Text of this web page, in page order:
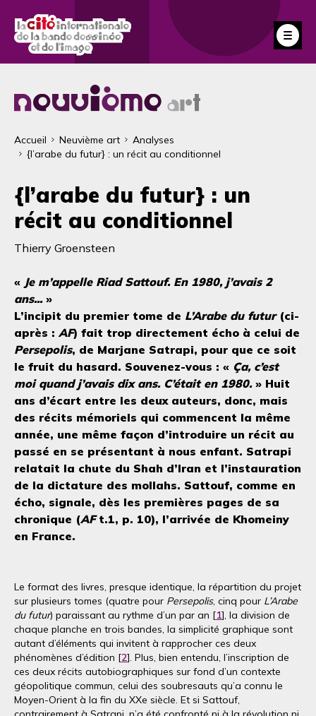
contenu
principal
Fil
d'Ariane
Accueil Neuvième art
Analyses
{l’arabe du futur} : un récit au conditionnel
{l’arabe du futur} : un
récit au conditionnel
Thierry Groensteen
« Je m’appelle Riad Sattouf. En 1980, j’avais 2
ans...»
L’incipit du premier tome de L’Arabe du futur(ci-
après : AF) fait trop directement écho à celui de
Persepolis, de Marjane Satrapi, pour que ce soit
le fruit du hasard. Souvenez-vous : « Ça, c’est
moi quand j’avais dix ans. C’était en 1980.» Huit
ans d’écart entre les deux auteurs, donc, mais
des récits mémoriels qui commencent la même
année, une même façon d’introduire un récit au
passé en se présentant à nous enfant. Satrapi
relatait la chute du Shah d’Iran et l’instauration
de la dictature des mollahs. Sattouf, comme en
écho, signale, dès les premières pages de sa
chronique (AFt.1, p. 10), l’arrivée de Khomeiny
en France.
Le format des livres, presque identique, la répartition du projet
sur plusieurs tomes (quatre pour Persepolis, cinq pour L’Arabe
du futur) paraissant au rythme d’un par an [1], la division de
chaque planche en trois bandes, la simplicité graphique sont
autant d’éléments qui invitent à rapprocher ces deux
phénomènes d’édition [2]. Plus, bien entendu, l’inscription de
ces deux récits autobiographiques sur fond d’un contexte
géopolitique commun, celui des soubresauts qu’a connu le
Moyen-Orient à la fin du XXe siècle. Et si Sattouf,